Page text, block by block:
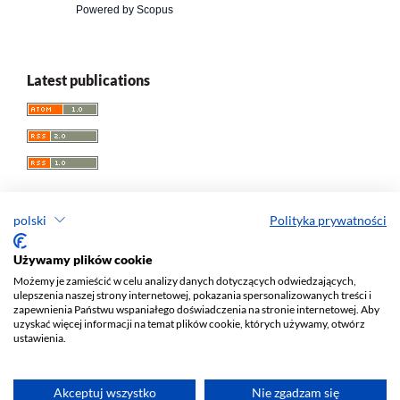
polski Polityka prywatności
Używamy plików cookie
Możemy je zamieścić w celu analizy danych dotyczących odwiedzających,
ulepszenia naszej strony internetowej, pokazania spersonalizowanych treści i
zapewnienia Państwu wspaniałego doświadczenia na stronie internetowej. Aby
uzyskać więcej informacji na temat plików cookie, których używamy, otwórz
ustawienia.
Akceptuj wszystko Nie zgadzam się
Powered by Scopus
Latest publications
Przegląd Socjologii Jakościowej
e-ISSN 1733-8069
Redaktor naczelny: Krzysztof Tomasz Konecki
Wydawca: Wydawnictwo Uniwersytetu Łódzkiego (www)
Biuro:
journals@uni.lodz.pl